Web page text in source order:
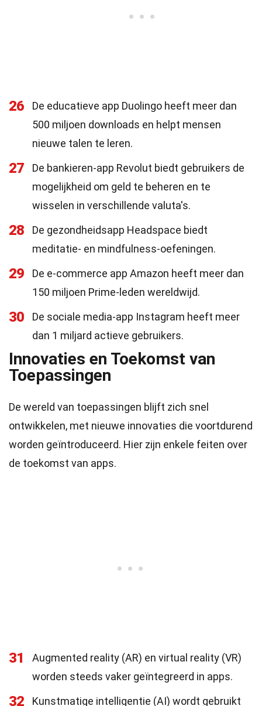
26
De educatieve app Duolingo heeft meer dan
500 miljoen downloads en helpt mensen
nieuwe talen te leren.
27
De bankieren-app Revolut biedt gebruikers de
mogelijkheid om geld te beheren en te
wisselen in verschillende valuta's.
28
De gezondheidsapp Headspace biedt
meditatie- en mindfulness-oefeningen.
29
De e-commerce app Amazon heeft meer dan
150 miljoen Prime-leden wereldwijd.
30
De sociale media-app Instagram heeft meer
dan 1 miljard actieve gebruikers.
Innovaties en Toekomst van
Toepassingen
De wereld van toepassingen blijft zich snel
ontwikkelen, met nieuwe innovaties die voortdurend
worden geïntroduceerd. Hier zijn enkele feiten over
de toekomst van apps.
31
Augmented reality (AR) en virtual reality (VR)
worden steeds vaker geïntegreerd in apps.
32 Kunstmatige intelligentie (AI) wordt gebruikt